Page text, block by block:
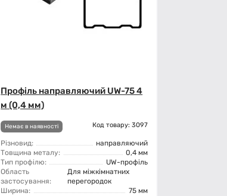
Профіль направляючий UW-75 4
м (0,4 мм)
Немає в наявності Код товару: 3097
Різновид:
направляючий
Товщина металу:
0,4 мм
Тип профілю:
UW-профіль
Область
застосування:
Для міжкімнатних
перегородок
Ширина:
75 мм